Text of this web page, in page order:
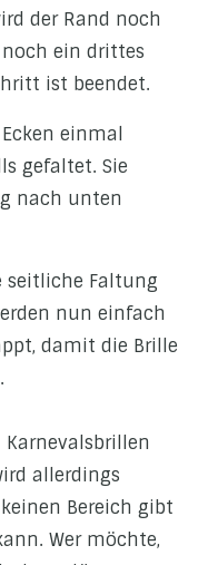
der Rand noch
ein drittes
ist beendet.
einmal
gefaltet. Sie
nach unten
seitliche Faltung
nun einfach
damit die Brille
allerdings
Bereich gibt
Wer möchte,